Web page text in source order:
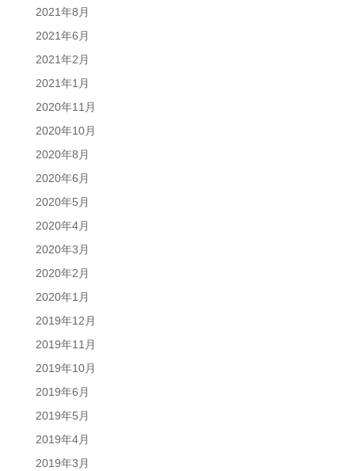
2021年8月
2021年6月
2021年2月
2021年1月
2020年11月
2020年10月
2020年8月
2020年6月
2020年5月
2020年4月
2020年3月
2020年2月
2020年1月
2019年12月
2019年11月
2019年10月
2019年6月
2019年5月
2019年4月
2019年3月